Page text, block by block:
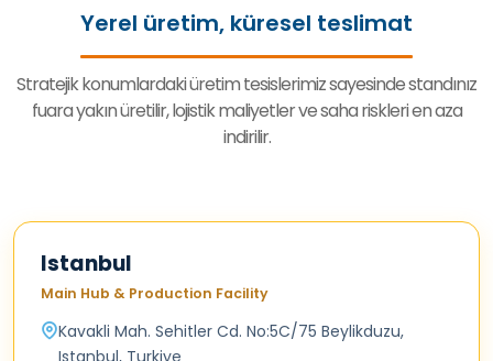
Yerel üretim, küresel teslimat
Stratejik konumlardaki üretim tesislerimiz sayesinde standınız
fuara yakın üretilir, lojistik maliyetler ve saha riskleri en aza
indirilir.
Istanbul
Main Hub & Production Facility
Kavakli Mah. Sehitler Cd. No:5C/75 Beylikduzu,
Istanbul, Turkiye